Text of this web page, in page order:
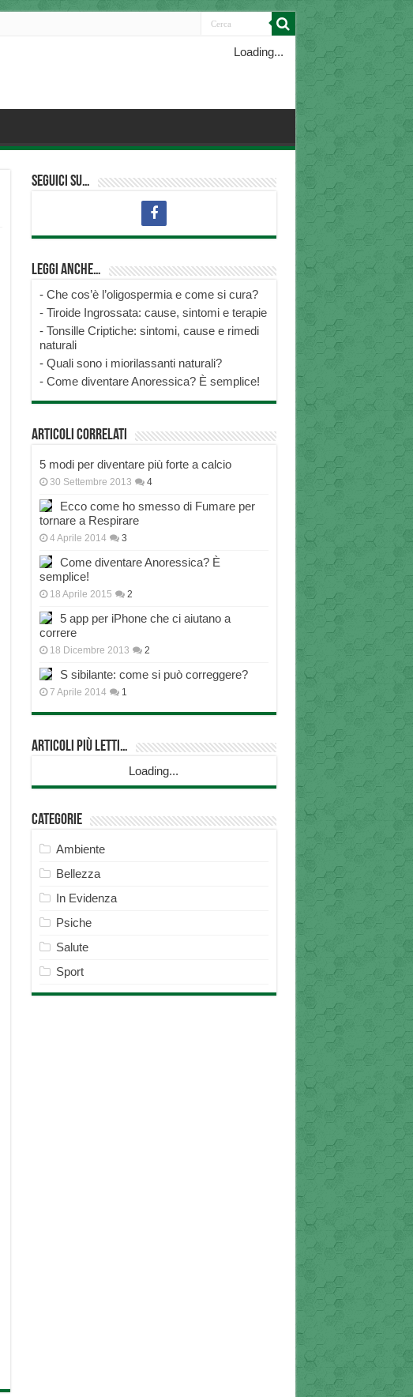
Loading...
Seguici su…
Leggi anche…
- Che cos’è l’oligospermia e come si cura?
- Tiroide Ingrossata: cause, sintomi e terapie
- Tonsille Criptiche: sintomi, cause e rimedi
naturali
- Quali sono i miorilassanti naturali?
- Come diventare Anoressica? È semplice!
Articoli correlati
5 modi per diventare più forte a calcio
30 Settembre 2013 4
Ecco come ho smesso di Fumare per
tornare a Respirare
4 Aprile 2014 3
Come diventare Anoressica? È
semplice!
18 Aprile 2015 2
5 app per iPhone che ci aiutano a
correre
18 Dicembre 2013 2
S sibilante: come si può correggere?
7 Aprile 2014 1
Articoli più Letti…
Loading...
Categorie
Ambiente
Bellezza
In Evidenza
Psiche
Salute
Sport